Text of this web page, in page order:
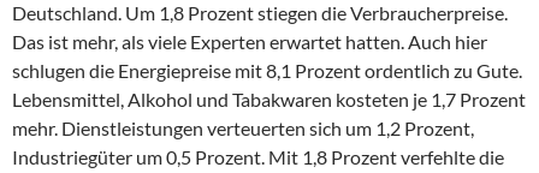
Deutschland. Um 1,8 Prozent stiegen die Verbraucherpreise.
Das ist mehr, als viele Experten erwartet hatten. Auch hier
schlugen die Energiepreise mit 8,1 Prozent ordentlich zu Gute.
Lebensmittel, Alkohol und Tabakwaren kosteten je 1,7 Prozent
mehr. Dienstleistungen verteuerten sich um 1,2 Prozent,
Industriegüter um 0,5 Prozent. Mit 1,8 Prozent verfehlte die